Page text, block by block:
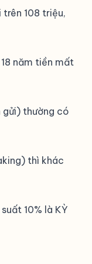
108 triệu,
năm tiền mất
gửi) thường có
thì khác
10% là KỲ